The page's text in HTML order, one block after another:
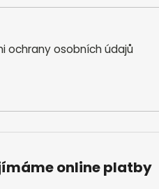
ochrany osobních údajů
online platby